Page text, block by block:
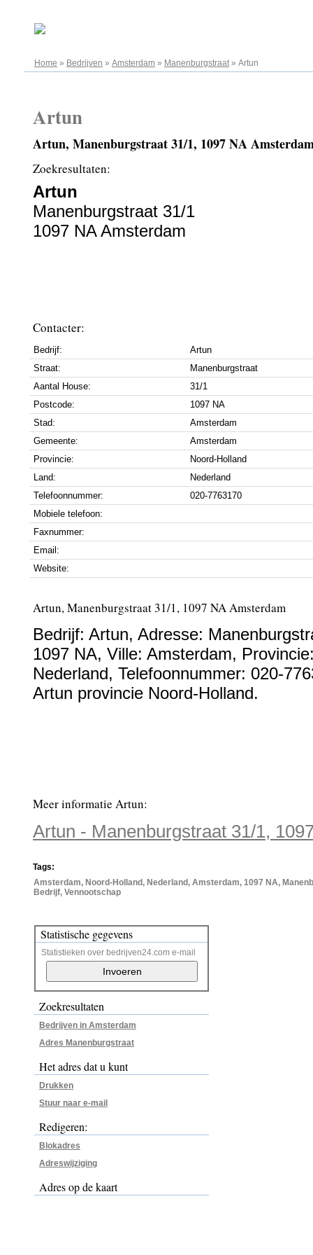
Home » Bedrijven » Amsterdam » Manenburgstraat» Artun
Artun
Artun, Manenburgstraat 31/1, 1097 NA
Zoekresultaten:
Artun
Manenburgstraat 31/1
1097 NA Amsterdam
Contacter:
Bedrijf:
Artun
Straat:
Manenburgstraat
Aantal House:
31/1
Postcode:
1097 NA
Stad:
Amsterdam
Gemeente:
Amsterdam
Provincie:
Noord-Holland
Land:
Nederland
Telefoonnummer:
020-7763170
Mobiele telefoon:
Faxnummer:
Email:
Website:
Artun, Manenburgstraat 31/1, 1097 NA Amsterdam
Bedrijf: Artun, Adresse:
1097 NA, Ville: Amsterdam,
Nederland, Telefoonnummer: 020-
Artun provincie Noord-Holland.
Meer informatie Artun:
Artun - Manenburgstraat 31/1,
Tags:
Amsterdam, Noord-Holland, Nederland, Amsterdam, 1097 NA,
Bedrijf, Vennootschap
Statistische gegevens
Statistieken over bedrijven24.com e-mail
Zoekresultaten
Bedrijven in Amsterdam
Adres Manenburgstraat
Het adres dat u kunt
Drukken
Stuur naar e-mail
Redigeren:
Blokadres
Adreswijziging
Adres op de kaart